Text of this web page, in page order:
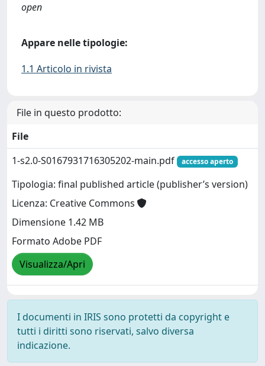
open
Appare nelle tipologie:
1.1 Articolo in rivista
File in questo prodotto:
File
1-s2.0-S0167931716305202-main.pdf
accesso aperto
Tipologia: final published article (publisher’s version)
Licenza: Creative Commons
Dimensione 1.42 MB
Formato Adobe PDF
Visualizza/Apri
I documenti in IRIS sono protetti da copyright e
tutti i diritti sono riservati, salvo diversa
indicazione.